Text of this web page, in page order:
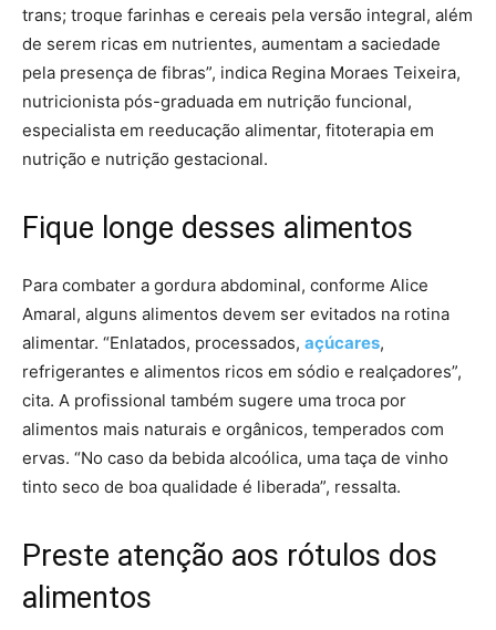
trans; troque farinhas e cereais pela versão integral, além
de serem ricas em nutrientes, aumentam a saciedade
pela presença de fibras”, indica Regina Moraes Teixeira,
nutricionista pós-graduada em nutrição funcional,
especialista em reeducação alimentar, fitoterapia em
nutrição e nutrição gestacional.
Fique longe desses alimentos
Para combater a gordura abdominal, conforme Alice
Amaral, alguns alimentos devem ser evitados na rotina
alimentar. “Enlatados, processados, açúcares,
refrigerantes e alimentos ricos em sódio e realçadores”,
cita. A profissional também sugere uma troca por
alimentos mais naturais e orgânicos, temperados com
ervas. “No caso da bebida alcoólica, uma taça de vinho
tinto seco de boa qualidade é liberada”, ressalta.
Preste atenção aos rótulos dos
alimentos